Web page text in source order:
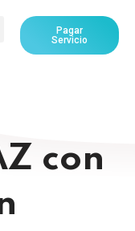
Pagar
Servicio
con